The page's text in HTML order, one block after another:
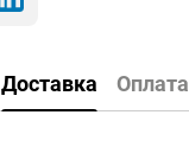
Доставка Оплата